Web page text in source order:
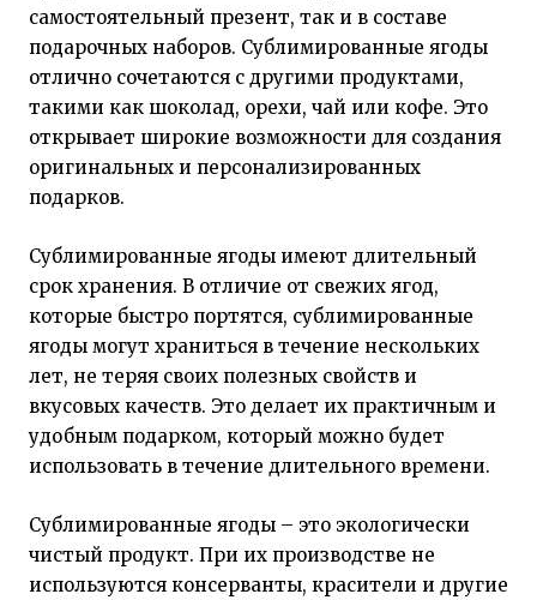
самостоятельный презент, так и в составе
подарочных наборов. Сублимированные ягоды
отлично сочетаются с другими продуктами,
такими как шоколад, орехи, чай или кофе. Это
открывает широкие возможности для создания
оригинальных и персонализированных
подарков.
Сублимированные ягоды имеют длительный
срок хранения. В отличие от свежих ягод,
которые быстро портятся, сублимированные
ягоды могут храниться в течение нескольких
лет, не теряя своих полезных свойств и
вкусовых качеств. Это делает их практичным и
удобным подарком, который можно будет
использовать в течение длительного времени.
Сублимированные ягоды – это экологически
чистый продукт. При их производстве не
используются консерванты, красители и другие